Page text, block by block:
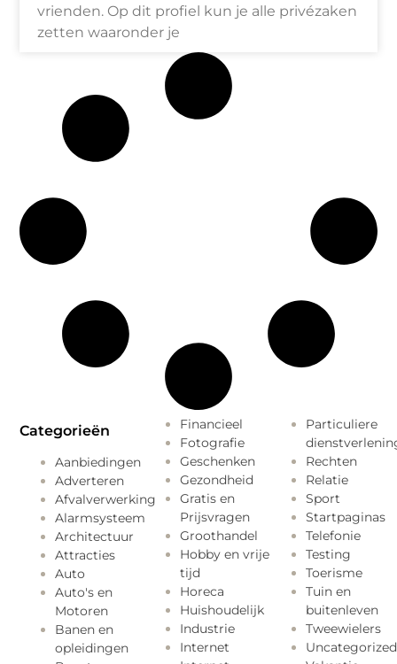
vrienden. Op dit profiel kun je alle privézaken
zetten waaronder je
Categorieën
Aanbiedingen
Adverteren
Afvalverwerking
Alarmsysteem
Architectuur
Attracties
Auto
Auto's en
Motoren
Banen en
opleidingen
Financieel
Fotografie
Geschenken
Gezondheid
Gratis en
Prijsvragen
Groothandel
Hobby en vrije
tijd
Horeca
Huishoudelijk
Industrie
Internet
Particuliere
Rechten
Relatie
Sport
Startpaginas
Telefonie
Testing
Toerisme
Tuin en
buitenleven
Tweewielers
Uncategorized